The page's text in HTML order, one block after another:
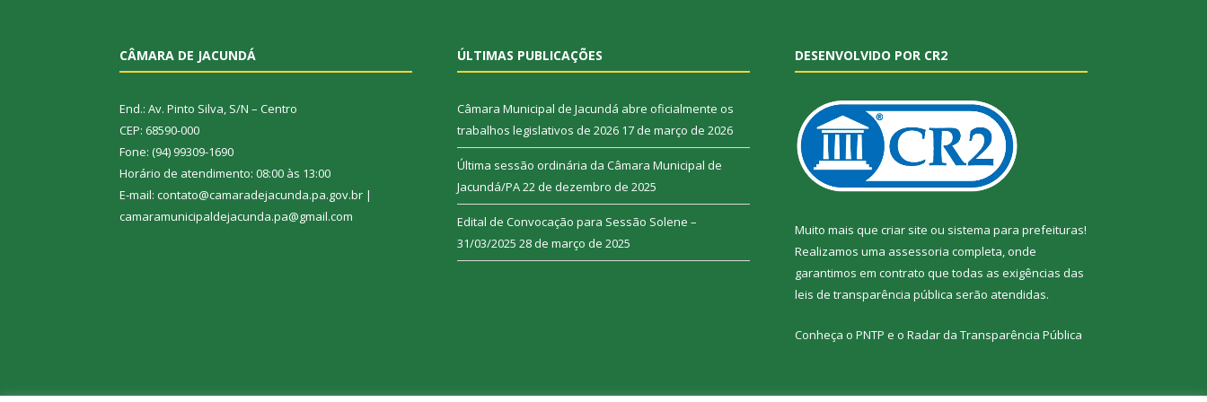
CÂMARA DE JACUNDÁ
End.: Av. Pinto Silva, S/N – Centro
CEP: 68590-000
Fone: (94) 99309-1690
Horário de atendimento: 08:00 às 13:00
E-mail: contato@camaradejacunda.pa.gov.br |
camaramunicipaldejacunda.pa@gmail.com
ÚLTIMAS PUBLICAÇÕES
Câmara Municipal de Jacundá abre oficialmente os
trabalhos legislativos de 2026 17 de março de 2026
Última sessão ordinária da Câmara Municipal de
Jacundá/PA22 de dezembro de 2025
Edital de Convocação para Sessão Solene –
31/03/2025 28 de março de 2025
DESENVOLVIDO POR CR2
Muito mais que criar site ou sistema para prefeituras!
Realizamos uma assessoria completa, onde
garantimos em contrato que todas as exigências das
leis de transparência pública serão atendidas.
Conheça o PNTP e o Radar da Transparência Pública